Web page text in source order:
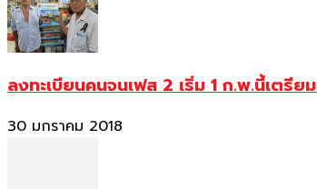
ลงทะเบียนคนจนเฟส 2 เริ่ม 1 ก.พ.นี้เตรีย
30 มกราคม 2018